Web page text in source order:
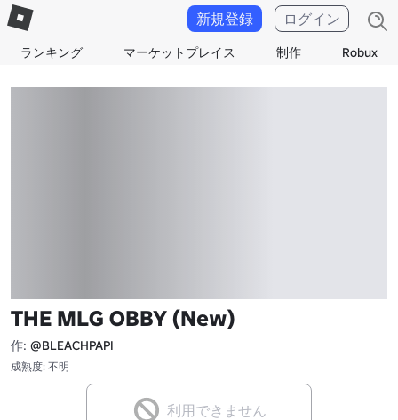
ランキング マーケットプレイス 制作 Robux
新規登録 ログイン
THE MLG OBBY (New)
作: @BLEACHPAPI
成熟度: 不明
利用できません